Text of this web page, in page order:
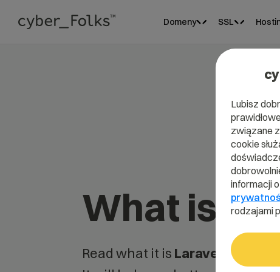
Domeny SSL
What is
Read what it is Laravel
in our
Lubisz
związane
cookie
informacji
rodzajami